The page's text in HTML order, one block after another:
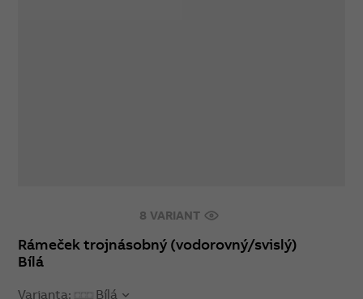
8 VARIANT
Rámeček trojnásobný (vodorovný/svislý)
Bílá
Varianta: Bílá